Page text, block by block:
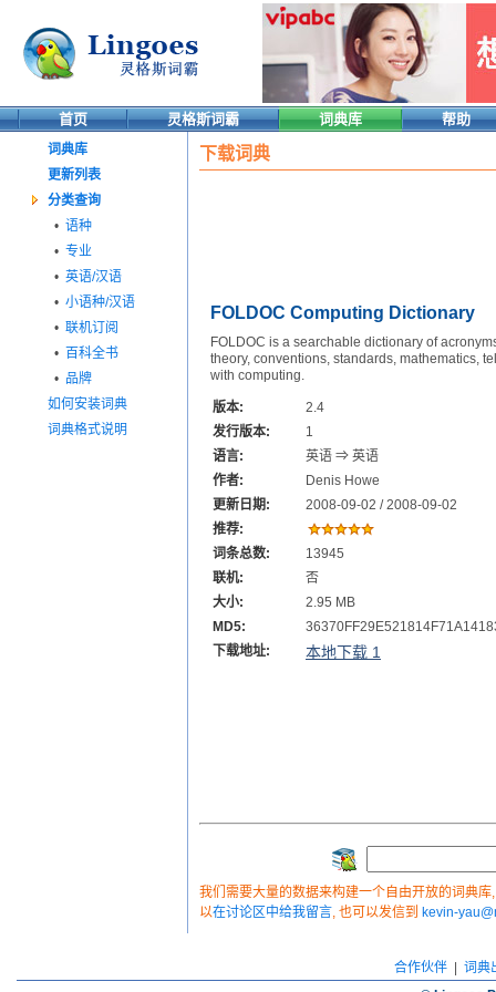
首页 灵格斯词霸 词典库 帮助
词典库
更新列表
分类查询
• 语种
• 专业
• 英语/汉语
• 小语种/汉语
• 联机订阅
• 百科全书
• 品牌
如何安装词典
词典格式说明
下载词典
FOLDOC Computing Dictionary
FOLDOC is a searchable dictionary of
theory, conventions, standards, mathematics,
with computing.
版本:
2.4
发行版本:
1
语言:
英语 ⇒ 英语
作者:
Denis Howe
更新日期:
2008-09-02 / 2008-09-02
推荐:
词条总数:
13945
联机:
否
大小:
2.95 MB
MD5:
下载地址:
本地下载 1
我们需要大量的数据来构建一个自由开放的词典
以在讨论区中给我留言, 也可以发信到 kevin-
合作伙伴| 词典